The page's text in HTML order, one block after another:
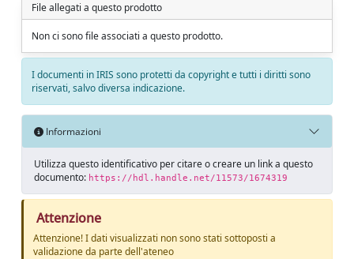
File allegati a questo prodotto
Non ci sono file associati a questo prodotto.
I documenti in IRIS sono protetti da copyright e tutti i diritti sono
riservati, salvo diversa indicazione.
Informazioni
Utilizza questo identificativo per citare o creare un link a questo
documento: https://hdl.handle.net/11573/1674319
Attenzione
Attenzione! I dati visualizzati non sono stati sottoposti a
validazione da parte dell'ateneo